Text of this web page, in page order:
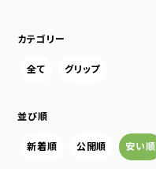
カテゴリー
全て グリップ
並び順
新着順 公開順 安い順